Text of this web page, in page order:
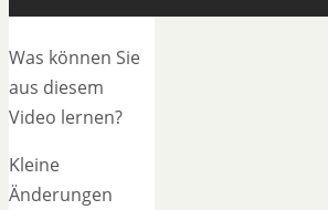
Was können Sie
aus diesem
Video lernen?
Kleine
Änderungen